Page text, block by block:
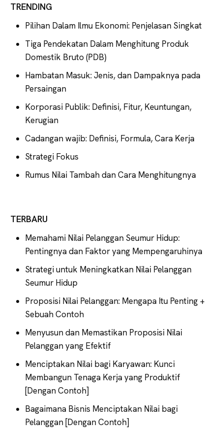
TRENDING
Pilihan Dalam Ilmu Ekonomi: Penjelasan Singkat
Tiga Pendekatan Dalam Menghitung Produk
Domestik Bruto (PDB)
Hambatan Masuk: Jenis, dan Dampaknya pada
Persaingan
Korporasi Publik: Definisi, Fitur, Keuntungan,
Kerugian
Cadangan wajib: Definisi, Formula, Cara Kerja
Strategi Fokus
Rumus Nilai Tambah dan Cara Menghitungnya
TERBARU
Memahami Nilai Pelanggan Seumur Hidup:
Pentingnya dan Faktor yang Mempengaruhinya
Strategi untuk Meningkatkan Nilai Pelanggan
Seumur Hidup
Proposisi Nilai Pelanggan: Mengapa Itu Penting +
Sebuah Contoh
Menyusun dan Memastikan Proposisi Nilai
Pelanggan yang Efektif
Menciptakan Nilai bagi Karyawan: Kunci
Membangun Tenaga Kerja yang Produktif
[Dengan Contoh]
Bagaimana Bisnis Menciptakan Nilai bagi
Pelanggan [Dengan Contoh]